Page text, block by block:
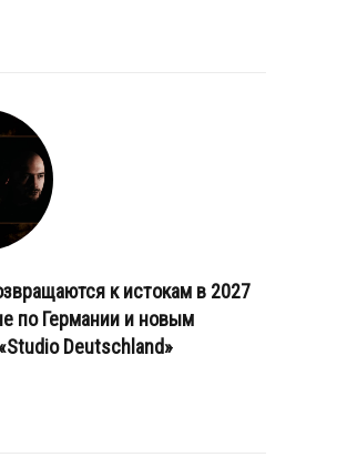
к истокам в 2027
по Германии и новым
Deutschland»